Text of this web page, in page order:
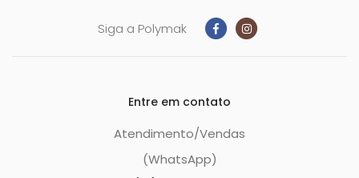
Siga a Polymak
Entre em contato
Atendimento/Vendas
(WhatsApp)